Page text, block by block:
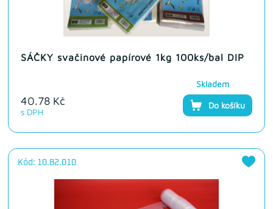
SÁČKY svačinové papírové 1kg 100ks/bal DIP
40.78 Kč
s DPH
Skladem
Do košíku
Kód: 10.82.010